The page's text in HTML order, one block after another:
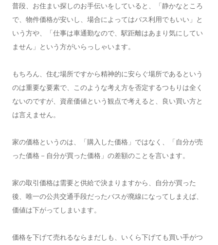
普段、お住まい探しのお手伝いをしていると、「静かなところ
で、物件価格が安いし、場合によってはバス利用でもいい」と
いう方や、「仕事は車通勤なので、駅距離はあまり気にしてい
ません」という方がいらっしゃいます。
もちろん、住む場所ですから精神的に安らぐ場所であるという
のは重要な要素で、このような考え方を否定するつもりは全く
ないのですが、資産価値という観点で考えると、良い買い方と
は言えません。
家の価格というのは、「購入した価格」ではなく、「自分が売
った価格－自分が買った価格」の差額のことを言います。
家の取引価格は需要と供給で決まりますから、自分が買った
後、唯一の公共交通手段だったバスが廃線になってしまえば、
価値は下がってしまいます。
価格を下げて売れるならまだしも、いくら下げても買い手がつ